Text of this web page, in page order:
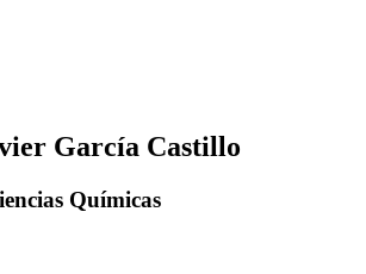
García Castillo
Químicas